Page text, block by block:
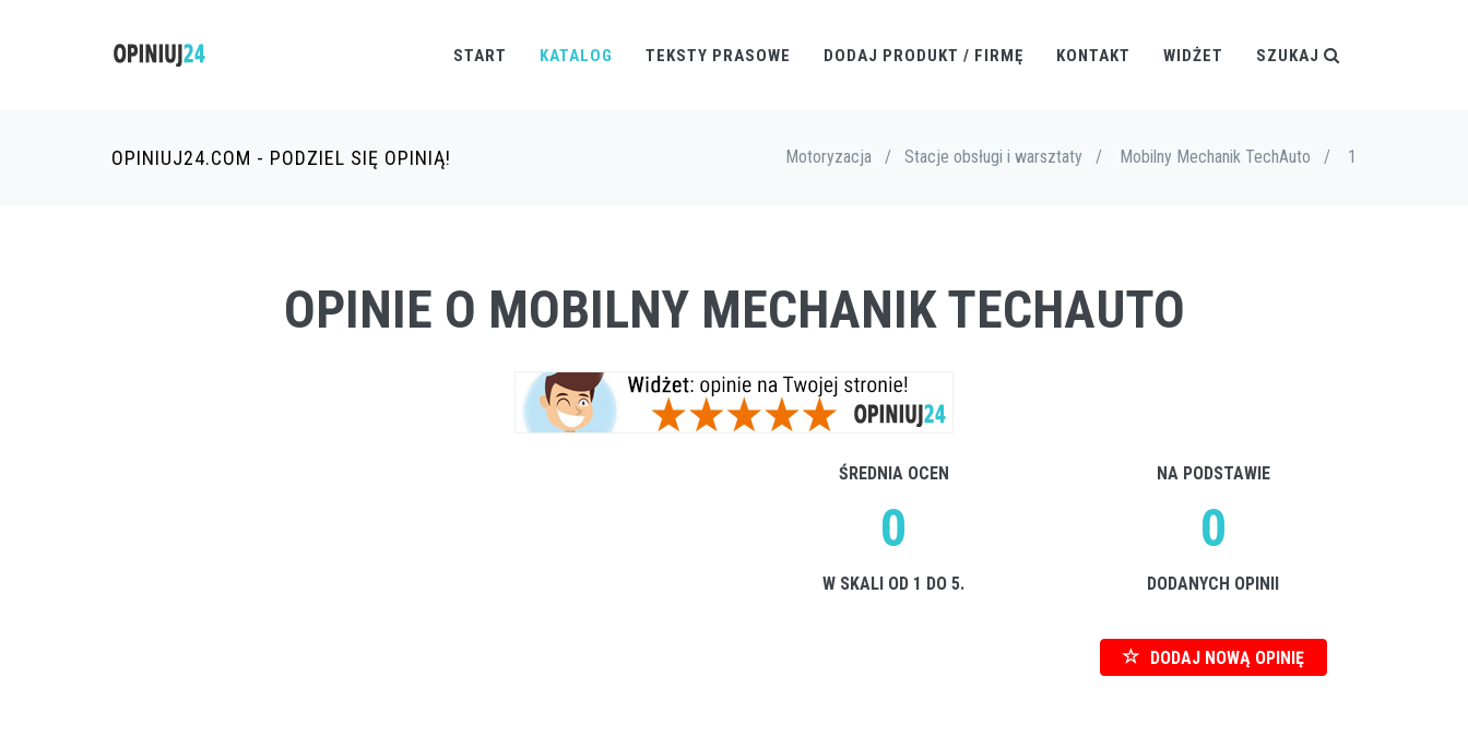
START KATALOG TEKSTY PRASOWE DODAJ PRODUKT / FIRMĘ KONTAKT WIDŻET SZUKAJ
OPINIUJ24.COM - PODZIEL SIĘ OPINIĄ! Motoryzacja / Stacje obsługi i warsztaty / Mobilny Mechanik TechAuto / 1
OPINIE O MOBILNY MECHANIK TECHAUTO
ŚREDNIA OCEN
0
W SKALI OD 1 DO 5.
NA PODSTAWIE
0
DODANYCH OPINII
DODAJ NOWĄ OPINIĘ